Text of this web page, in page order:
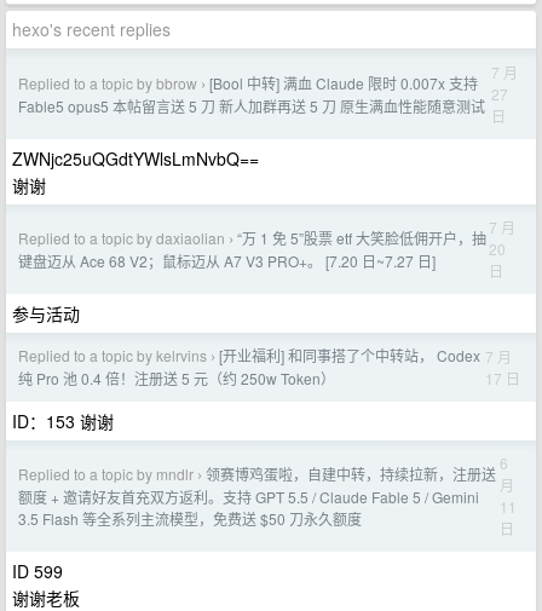
hexo's recent replies
Replied to a topic by bbrow › [Bool 中转] 满血 Claude 限时 0.007x 支持
Fable5 opus5 本帖留言送 5 刀 新人加群再送 5 刀 原生满血性能随意测试
7 月
27
日
ZWNjc25uQGdtYWlsLmNvbQ==
谢谢
Replied to a topic by daxiaolian › “万 1 免 5”股票 etf 大笑脸低佣开户，抽
键盘迈从 Ace 68 V2；鼠标迈从 A7 V3 PRO+。 [7.20 日~7.27 日]
7 月
20
日
参与活动
Replied to a topic by kelrvins › [开业福利] 和同事搭了个中转站， Codex
纯 Pro 池 0.4 倍！注册送 5 元（约 250w Token）
7 月
17 日
ID：153 谢谢
Replied to a topic by mndlr › 领赛博鸡蛋啦，自建中转，持续拉新，注册送
额度 + 邀请好友首充双方返利。支持 GPT 5.5 / Claude Fable 5 / Gemini
3.5 Flash 等全系列主流模型，免费送 $50 刀永久额度
6
月
11
日
ID 599
谢谢老板